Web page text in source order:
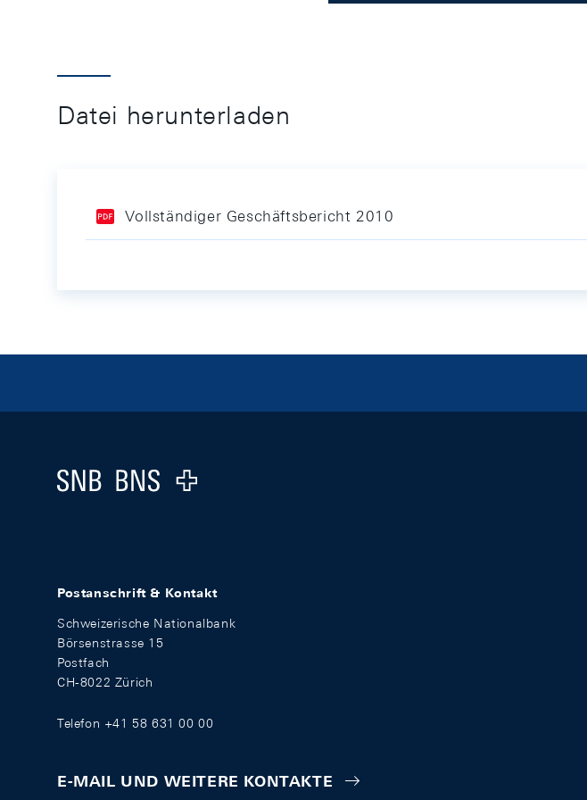
Datei herunterladen
Vollständiger Geschäftsbericht 2010
Logo
Postanschrift & Kontakt
Schweizerische Nationalbank
Börsenstrasse 15
Postfach
CH-8022 Zürich
Telefon +41 58 631 00 00
E-MAIL UND WEITERE KONTAKTE